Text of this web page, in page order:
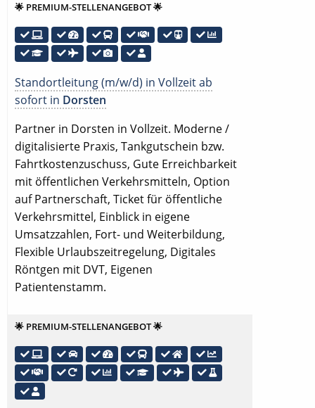
🌟 PREMIUM-STELLENANGEBOT 🌟
Standortleitung (m/w/d) in Vollzeit ab
sofort in Dorsten
Partner in Dorsten in Vollzeit. Moderne /
digitalisierte Praxis, Tankgutschein bzw.
Fahrtkostenzuschuss, Gute Erreichbarkeit
mit öffentlichen Verkehrsmitteln, Option
auf Partnerschaft, Ticket für öffentliche
Verkehrsmittel, Einblick in eigene
Umsatzzahlen, Fort- und Weiterbildung,
Flexible Urlaubszeitregelung, Digitales
Röntgen mit DVT, Eigenen
Patientenstamm.
🌟 PREMIUM-STELLENANGEBOT 🌟